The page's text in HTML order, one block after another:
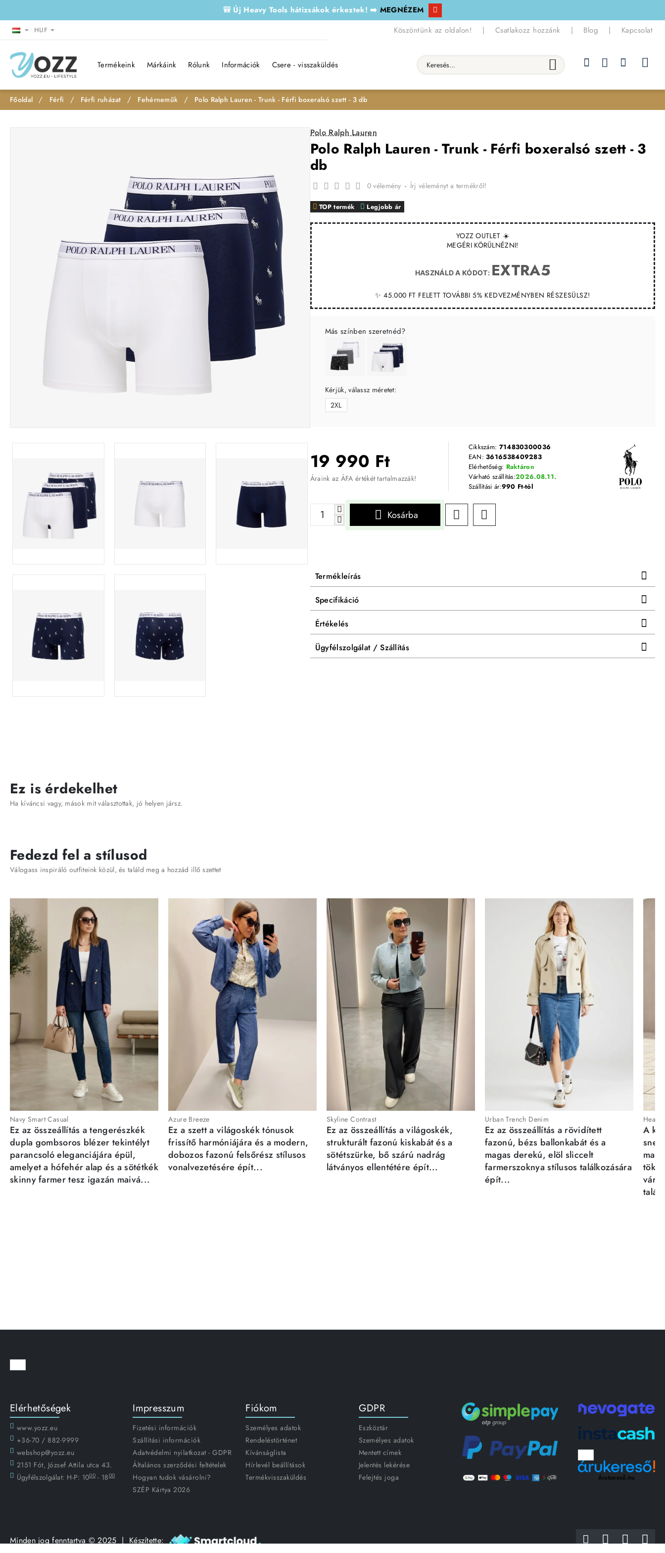
🎒 Új Heavy Tools hátizsákok érkeztek! ➡️ MEGNÉZEM
HUF Köszöntünk az oldalon! | Csatlakozz hozzánk | Blog | Kapcsolat
Termékeink Márkáink Rólunk Információk Csere - visszaküldés Keresés...
h
Férfi Férfi ruházat Fehérneműk Polo Ralph Lauren - Trunk - Férfi boxeralsó szett - 3 db
Polo Ralph Lauren
Polo Ralph Lauren - Trunk - Férfi boxeralsó szett - 3
db
YOZZ OUTLET ☀️
MEGÉRI KÖRÜLNÉZNI!
HASZNÁLD A KÓDOT: EXTRA5
✨ 45.000 FT FELETT TOVÁBBI 5% KEDVEZMÉNYBEN RÉSZESÜLSZ!
TOP termék Legjobb ár
0 vélemény - Írj véleményt a termékről!
19 990 Ft
Áraink az ÁFA értékét tartalmazzák!
Cikkszám: 714830300036
EAN:3616538409283
Elérhetőség: Raktáron
Várható szállítás:2026.08.11.
Szállítási ár:990 Ft-tól
Más színben szeretnéd?
Kérjük, válassz méretet:
2XL
Kosárba
Termékleírás
Specifikáció
Értékelés
Ügyfélszolgálat / Szállítás
Ez is érdekelhet
Ha kíváncsi vagy, mások mit választottak, jó helyen jársz.
Fedezd fel a stílusod
Válogass inspiráló outfiteink közül, és találd meg a hozzád illő szettet
Navy Smart Casual
Ez az összeállítás a tengerészkék
dupla gombsoros blézer tekintélyt
parancsoló eleganciájára épül,
amelyet a hófehér alap és a sötétkék
skinny farmer tesz igazán maivá...
Azure Breeze
Ez a szett a világoskék tónusok
frissítő harmóniájára és a modern,
dobozos fazonú felsőrész stílusos
vonalvezetésére épít...
Skyline Contrast
Ez az összeállítás a világoskék,
strukturált fazonú kiskabát és a
sötétszürke, bő szárú nadrág
látványos ellentétére épít...
Urban Trench Denim
Ez az összeállítás a rövidített
fazonú, bézs ballonkabát és a
magas derekú, elöl sliccelt
farmerszoknya stílusos találkozására
épít...
A
Elérhetőségek
www.yozz.eu
+36-70 / 882-9999
webshop@yozz.eu
2151 Fót, József Attila utca 43.
Ügyfélszolgálat: H-P: 1000 - 1800
Impresszum
Fizetési információk
Szállítási információk
Adatvédelmi nyilatkozat - GDPR
Általános szerződési feltételek
Hogyan tudok vásárolni?
SZÉP Kártya 2026
Fiókom
Személyes adatok
Rendeléstörténet
Kívánságlista
Hírlevél beállítások
Termékvisszaküldés
GDPR
Eszköztár
Személyes adatok
Mentett címek
Jelentés lekérése
Felejtés joga
Árukereső.hu
Minden jog fenntartva © 2025 | Készítette: